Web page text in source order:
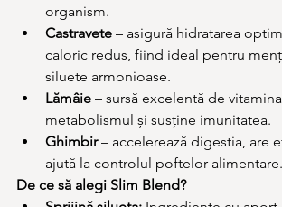
organism.
Castravete – asigură hidratarea
caloric redus, fiind ideal pentru
siluete armonioase.
Lămâie – sursă excelentă de
metabolismul și susține imunitatea.
Ghimbir – accelerează digestia, are
ajută la controlul poftelor alimentare.
De ce să alegi Slim Blend?